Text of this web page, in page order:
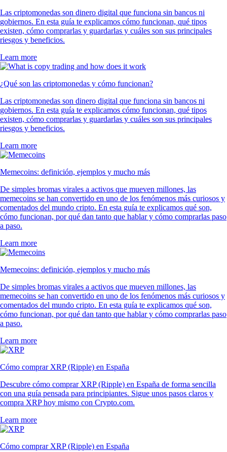
Las criptomonedas son dinero digital que funciona sin bancos ni
gobiernos. En esta guía te explicamos cómo funcionan, qué tipos
existen, cómo comprarlas y guardarlas y cuáles son sus principales
riesgos y beneficios.
Learn more
¿Qué son las criptomonedas y cómo funcionan?
Las criptomonedas son dinero digital que funciona sin bancos ni
gobiernos. En esta guía te explicamos cómo funcionan, qué tipos
existen, cómo comprarlas y guardarlas y cuáles son sus principales
riesgos y beneficios.
Learn more
Memecoins: definición, ejemplos y mucho más
De simples bromas virales a activos que mueven millones, las
memecoins se han convertido en uno de los fenómenos más curiosos y
comentados del mundo cripto. En esta guía te explicamos qué son,
cómo funcionan, por qué dan tanto que hablar y cómo comprarlas paso
a paso.
Learn more
Memecoins: definición, ejemplos y mucho más
De simples bromas virales a activos que mueven millones, las
memecoins se han convertido en uno de los fenómenos más curiosos y
comentados del mundo cripto. En esta guía te explicamos qué son,
cómo funcionan, por qué dan tanto que hablar y cómo comprarlas paso
a paso.
Learn more
Cómo comprar XRP (Ripple) en España
Descubre cómo comprar XRP (Ripple) en España de forma sencilla
con una guía pensada para principiantes. Sigue unos pasos claros y
compra XRP hoy mismo con Crypto.com.
Learn more
Cómo comprar XRP (Ripple) en España